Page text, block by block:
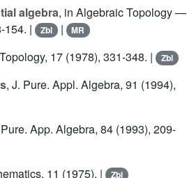
algebra, in Algebraic Topology —
154. |
Zbl | MR
17 (1978), 331-348. | Zbl
, J. Pure. Appl. Algebra, 91 (1994),
App. Algebra, 84 (1993), 209-
11 (1975). | Zbl